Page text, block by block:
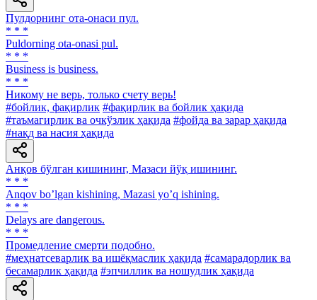
Пулдорнинг ота-онаси пул.
* * *
Puldorning ota-onasi pul.
* * *
Business is business.
* * *
Никому не верь, только счету верь!
#бойлик, фақирлик #фақирлик ва бойлик ҳақида
#таъмагирлик ва очкўзлик ҳақида #фойда ва зарар ҳақида
#нақд ва насия ҳақида
Анқов бўлган кишининг, Мазаси йўқ ишининг.
* * *
Аnqov boʼlgan kishining, Mazasi yoʼq ishining.
* * *
Delays are dangerous.
* * *
Промедление смерти подобно.
#меҳнатсеварлик ва ишёқмаслик ҳақида #самарадорлик ва
бесамарлик ҳақида #эпчиллик ва ношудлик ҳақида